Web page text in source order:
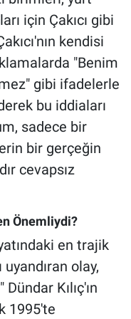
için Çakıcı gibi
kendisi
"Benim
gibi ifadelerle
bu iddiaları
sadece bir
bir gerçeğin
cevapsız
Önemliydi?
en trajik
olay,
Kılıç'ın
1995'te